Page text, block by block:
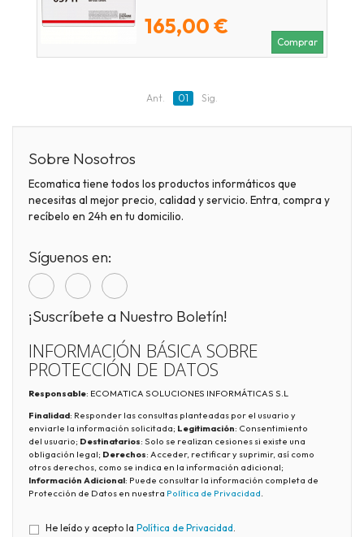
165,00 €
Comprar
Ant. 01 Sig.
Sobre Nosotros
Ecomatica tiene todos los productos informáticos que
necesitas al mejor precio, calidad y servicio. Entra, compra y
recíbelo en 24h en tu domicilio.
Síguenos en:
¡Suscríbete a Nuestro Boletín!
INFORMACIÓN BÁSICA SOBRE
PROTECCIÓN DE DATOS
Responsable: ECOMATICA SOLUCIONES INFORMÁTICAS S.L
Finalidad: Responder las consultas planteadas por el usuario y
enviarle la información solicitada; Legitimación: Consentimiento
del usuario; Destinatarios: Solo se realizan cesiones si existe una
obligación legal; Derechos: Acceder, rectificar y suprimir, así como
otros derechos, como se indica en la información adicional;
Información Adicional: Puede consultar la información completa de
Protección de Datos en nuestra Política de Privacidad.
He leído y acepto la Política de Privacidad.